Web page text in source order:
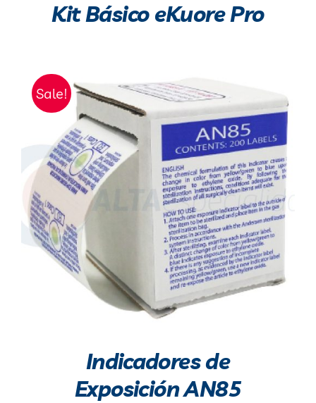
Kit Básico eKuore Pro
Sale!
Indicadores de
Exposición AN85